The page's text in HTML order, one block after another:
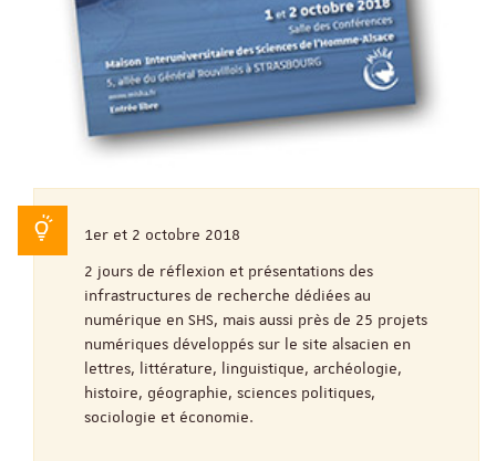
1er et 2 octobre 2018
2 jours de réflexion et présentations des
infrastructures de recherche dédiées au
numérique en SHS, mais aussi près de 25 projets
numériques développés sur le site alsacien en
lettres, littérature, linguistique, archéologie,
histoire, géographie, sciences politiques,
sociologie et économie.